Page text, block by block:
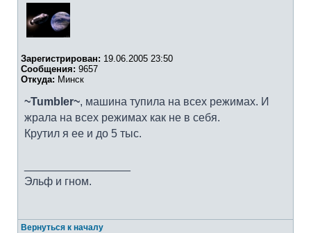
Зарегистрирован: 19.06.2005 23:50
Сообщения: 9657
Откуда: Минск
~Tumbler~, машина тупила на всех режимах. И
жрала на всех режимах как не в себя.
Крутил я ее и до 5 тыс.
Эльф и гном.
Вернуться к началу